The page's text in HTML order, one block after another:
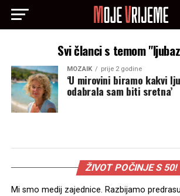
Svi članci s temom
MOZAIK prije 2 godine
‘U mirovini biramo kakvi
odabrala sam biti sretna’
ŽIVOT POČINJE S 50!
Mi smo medij zajednice. Razbijamo